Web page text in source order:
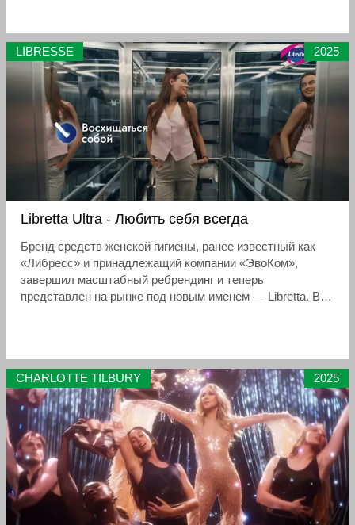
LIBRESSE 2025
Libretta Ultra - Любить себя всегда
Бренд средств женской гигиены, ранее известный как
«Либресс» и принадлежащий компании «ЭвоКом»,
завершил масштабный ребрендинг и теперь
представлен на рынке под новым именем — Libretta. В
заботе о себе и внутренней уверенности женщины в
любой день месяца
CHARLOTTE TILBURY 2025